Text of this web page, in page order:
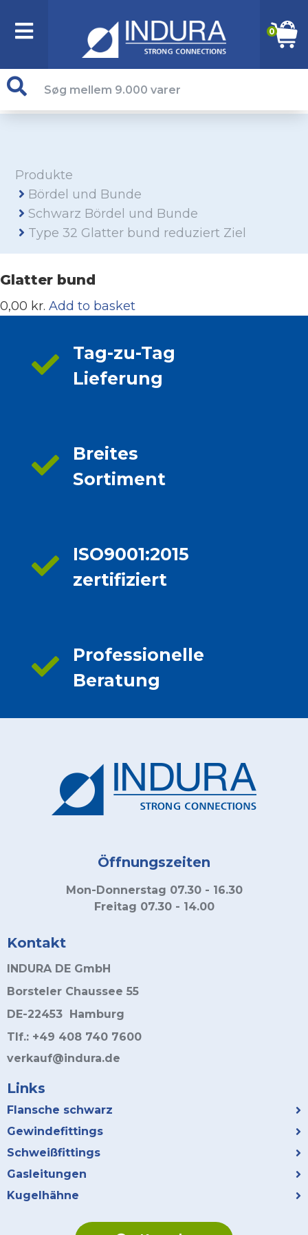
0
Produkte
Bördel und Bunde
Schwarz Bördel und Bunde
Type 32 Glatter bund reduziert Ziel
Glatter bund
0,00 kr. Add to basket
Tag-zu-Tag
Lieferung
Breites
Sortiment
ISO9001:2015
zertifiziert
Professionelle
Beratung
Öffnungszeiten
Mon-Donnerstag 07.30 - 16.30
Freitag 07.30 - 14.00
Kontakt
INDURA DE GmbH
Borsteler Chaussee 55
DE-22453 Hamburg
Tlf.: +49 408 740 7600
verkauf@indura.de
Links
Flansche schwarz
Gewindefittings
Schweißfittings
Gasleitungen
Kugelhähne